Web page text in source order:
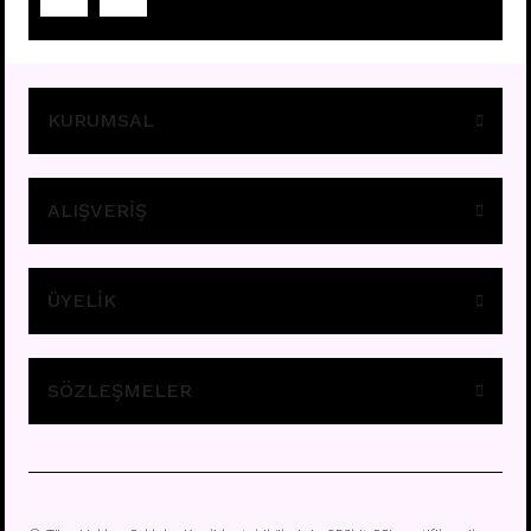
Fiyatları görebilmek içinüye girişi yapınız.
KURUMSAL
ALIŞVERİŞ
ÜYELİK
SÖZLEŞMELER